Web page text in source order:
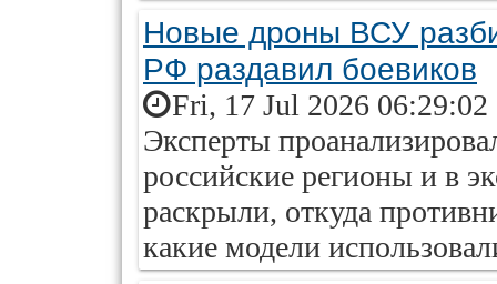
Новые дроны ВСУ
РФ раздавил боевиков
Fri, 17 Jul 2026 06:29:02
Эксперты
российские регионы и в
раскрыли, откуда
какие модели